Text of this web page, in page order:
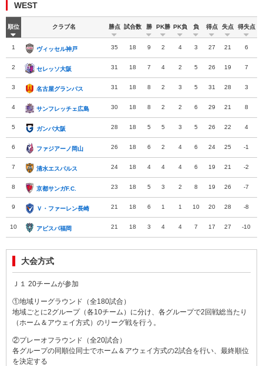
WEST
順位 クラブ名 勝点 試合数 勝 PK勝 PK負 負 得点 失点 得失点
1 ヴィッセル神戸
ヴィッセル神戸 35 18 9 2 4 3 27 21 6
2 セレッソ大阪
セレッソ大阪 31 18 7 4 2 5 26 19 7
3 名古屋グランパス
名古屋グランパス 31 18 8 2 3 5 31 28 3
4 サンフレッチェ広島
サンフレッチェ広島 30 18 8 2 2 6 29 21 8
5 ガンバ大阪
ガンバ大阪 28 18 5 5 3 5 26 22 4
6 ファジアーノ岡山
ファジアーノ岡山 26 18 6 2 4 6 24 25 -1
7 清水エスパルス
清水エスパルス 24 18 4 4 4 6 19 21 -2
8 京都サンガF.C.
京都サンガF.C. 23 18 5 3 2 8 19 26 -7
9 Ｖ・ファーレン長崎
Ｖ・ファーレン長崎 21 18 6 1 1 10 20 28 -8
10 アビスパ福岡
アビスパ福岡 21 18 3 4 4 7 17 27 -10
大会方式
Ｊ１ 20チームが参加
①地域リーグラウンド（全180試合）
地域ごとに2グループ（各10チーム）に分け、各グループで2回戦総当たり
（ホーム＆アウェイ方式）のリーグ戦を行う。
②プレーオフラウンド（全20試合）
各グループの同順位同士でホーム＆アウェイ方式の2試合を行い、最終順位
を決定する